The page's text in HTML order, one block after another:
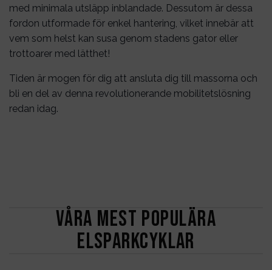
med minimala utsläpp inblandade. Dessutom är dessa
fordon utformade för enkel hantering, vilket innebär att
vem som helst kan susa genom stadens gator eller
trottoarer med lätthet!
Tiden är mogen för dig att ansluta dig till massorna och
bli en del av denna revolutionerande mobilitetslösning
redan idag.
VÅRA MEST POPULÄRA
ELSPARKCYKLAR